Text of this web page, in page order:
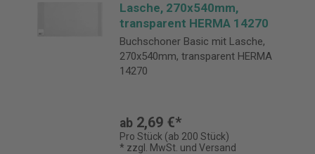
Lasche, 270x540mm,
transparent HERMA 14270
Buchschoner Basic mit Lasche,
270x540mm, transparent HERMA
14270
ab 2,69 €*
Pro Stück (ab 200 Stück)
* zzgl. MwSt. und Versand